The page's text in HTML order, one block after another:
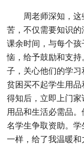
周老师深知，
苦，不仅需要知识
课余时间，与每个
恼，给予鼓励和支
子，关心他们的学
贫困买不起学生用
得知后，立即上门
用品和生活必需品
名学生争取资助。
一样，给了我温暖和